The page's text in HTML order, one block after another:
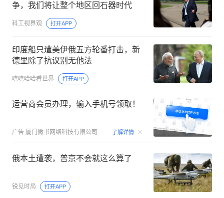
争，我们将让整个地区回石器时代
科工视界观 打开APP
印度船只遭美伊俄五方轮番打击，新
德里除了抗议别无他法
嘻嘻哈哈看世界 打开APP
运营商会员办理，输入手机号领取！
广告 厦门微书网络科技有限公司 了解详情 00:15
俄本土遭袭，普京不会就这么算了
锐见时局 打开APP